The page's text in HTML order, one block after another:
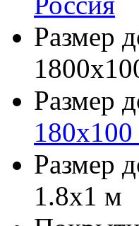
Размер
Размер
Размер
1.8х1 м